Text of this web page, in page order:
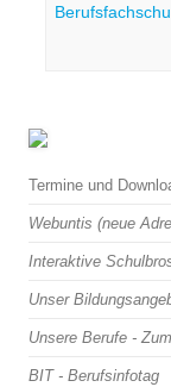
Termine und
Webuntis (neue
Interaktive
Unser
Unsere Berufe -
BIT - Berufsinfotag